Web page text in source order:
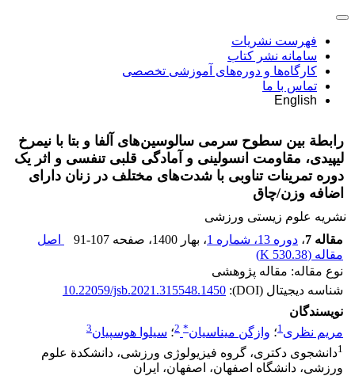
فهرست نشریات
سامانه نشر کتاب
کارگاه‌ها و دوره‌های آموزشی تخصصی
تماس با ما
English
رابطة بین سطوح سرمی سالوسین‌های آلفا و بتا با نیمرخ
لیپیدی، مقاومت انسولینی و آمادگی قلبی تنفسی و اثر یک
دوره تمرینات تناوبی با شدت‌های مختلف در زنان دارای
اضافه وزن/چاق
نشریه علوم زیستی ورزشی
مقاله 7
، دوره 13، شماره 1 ، بهار 1400 ، صفحه 91-107
اصل
مقاله (530.38 K
)
نوع مقاله: مقاله پژوهشی
شناسه دیجیتال (DOI):
10.22059/jsb.2021.315548.1450
نویسندگان
مریم نظری1؛ وازگن میناسیان*
2؛ سیلوا هوسپیان3
1دانشجوی دکتری، گروه فیزیولوژی ورزشی، دانشکدة علوم
ورزشی، دانشگاه اصفهان، اصفهان، ایران